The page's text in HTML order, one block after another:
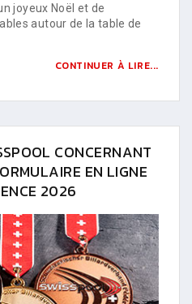
joyeux Noël et de
autour de la table de
CONTINUER À LIRE...
CONCERNANT
EN LIGNE
2026